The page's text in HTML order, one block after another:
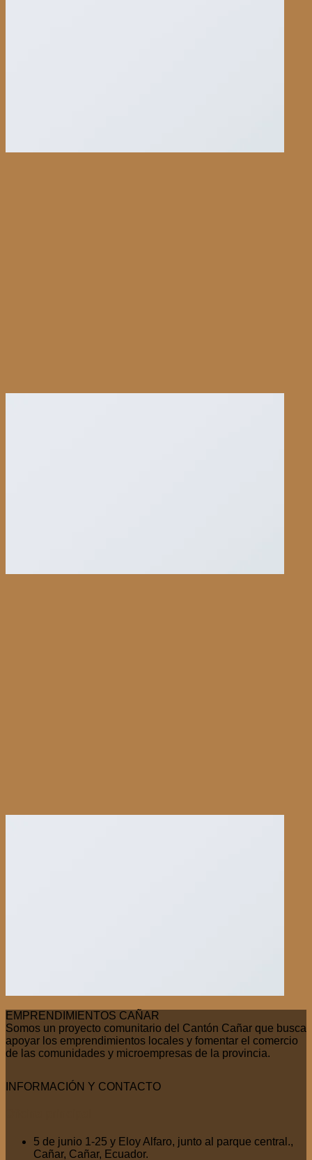
EMPRENDIMIENTOS CAÑAR
Somos un proyecto comunitario del Cantón Cañar que busca
apoyar los emprendimientos locales y fomentar el comercio
de las comunidades y microempresas de la provincia.
INFORMACIÓN Y CONTACTO
5 de junio 1-25 y Eloy Alfaro, junto al parque central.,
Cañar, Cañar, Ecuador.